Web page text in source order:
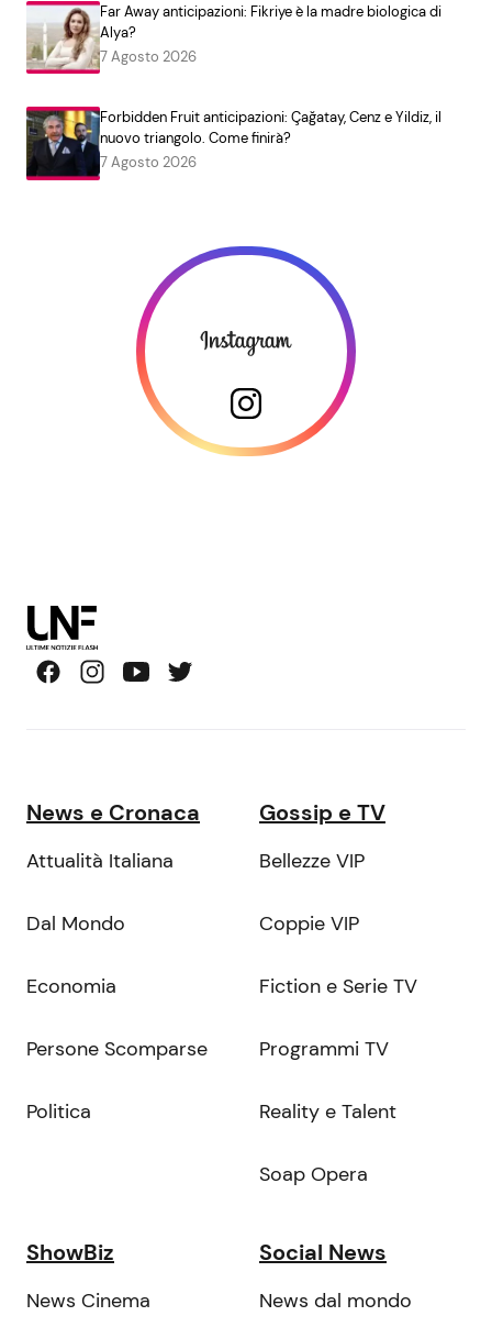
Far Away anticipazioni: Fikriye è la madre biologica di
Alya?
7 Agosto 2026
Forbidden Fruit anticipazioni: Çağatay, Cenz e Yildiz, il
nuovo triangolo. Come finirà?
7 Agosto 2026
News e Cronaca
Attualità Italiana
Dal Mondo
Economia
Persone Scomparse
Politica
Gossip e TV
Bellezze VIP
Coppie VIP
Fiction e Serie TV
Programmi TV
Reality e Talent
Soap Opera
ShowBiz
News Cinema
Social News
News dal mondo